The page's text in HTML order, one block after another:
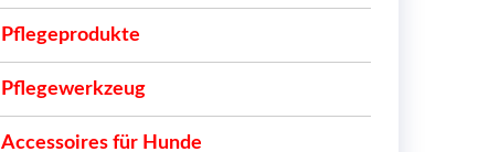
Pflegeprodukte
Pflegewerkzeug
Accessoires für Hunde